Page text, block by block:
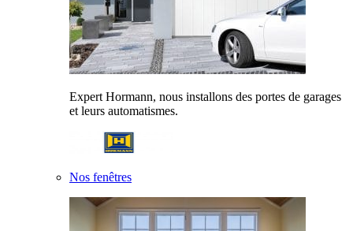
Expert Hormann, nous installons des portes de garages
et leurs automatismes.
Nos fenêtres